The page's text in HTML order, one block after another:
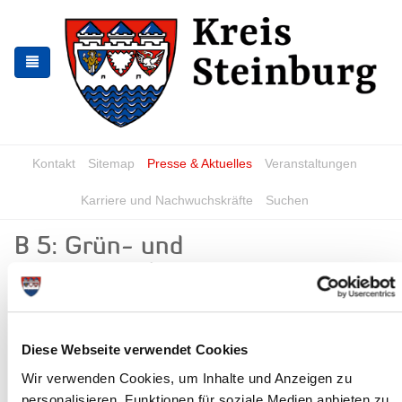
Diese Webseite verwendet Cookies
Wir verwenden Cookies, um Inhalte und Anzeigen zu
springen
springen
Kontakt Sitemap Presse & Aktuelles Veranstaltungen
Karriere und Nachwuchskräfte Suchen
B 5: Grün- und
Wartungsarbeiten